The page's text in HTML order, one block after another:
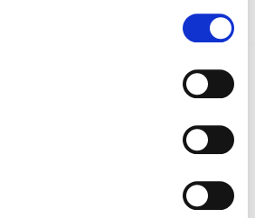
MUTUALIDADES ALTERNATIVAS Y LA
DE OURENSE CONVOCA EL I CERTAMEN
PARA MÉDICOS INTERNOS RESIDENTES
LAS EXENCIONES MÉDICAS PARA EL USO